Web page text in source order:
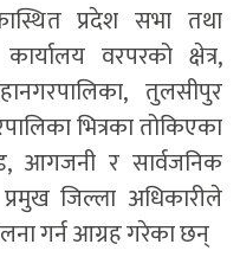
प्रदेश सभा तथा
वरपरको क्षेत्र,
तुलसीपुर
भित्रका तोकिएका
आगजनी र सार्वजनिक
जिल्ला अधिकारीले
गर्न आग्रह गरेका छन्